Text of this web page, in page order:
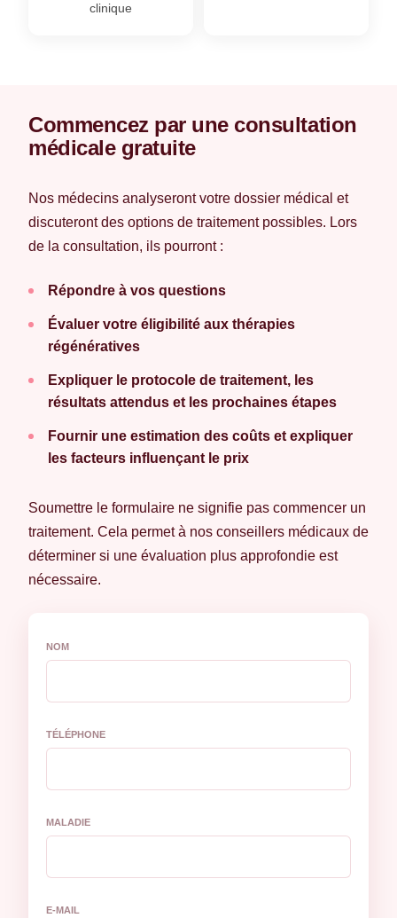
clinique
Commencez par une consultation
médicale gratuite
Nos médecins analyseront votre dossier médical et
discuteront des options de traitement possibles. Lors
de la consultation, ils pourront :
Répondre à vos questions
Évaluer votre éligibilité aux thérapies
régénératives
Expliquer le protocole de traitement, les
résultats attendus et les prochaines étapes
Fournir une estimation des coûts et expliquer
les facteurs influençant le prix
Soumettre le formulaire ne signifie pas commencer un
traitement. Cela permet à nos conseillers médicaux de
déterminer si une évaluation plus approfondie est
nécessaire.
NOM
TÉLÉPHONE
MALADIE
E-MAIL